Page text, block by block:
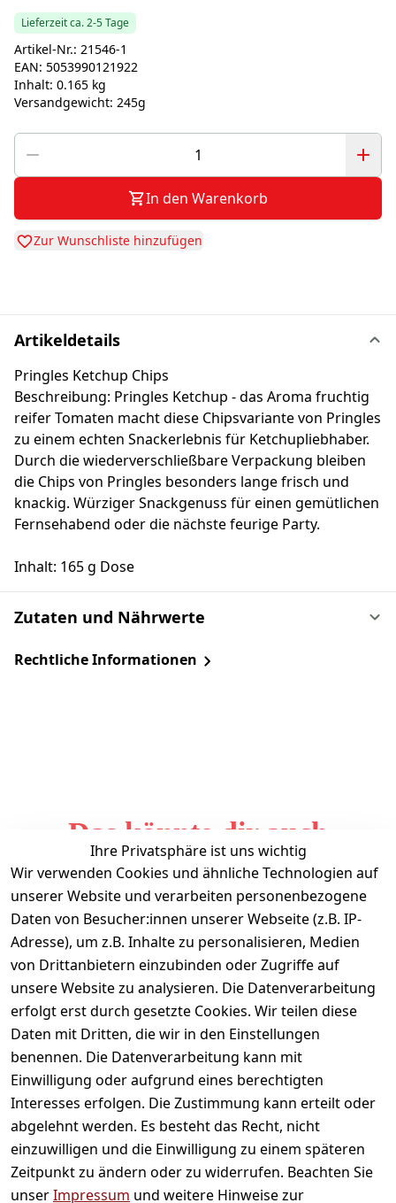
Lieferzeit ca. 2-5 Tage
Artikel-Nr.: 21546-1
EAN: 5053990121922
Inhalt: 0.165 kg
Versandgewicht: 245g
In den Warenkorb
Zur Wunschliste hinzufügen
Artikeldetails
Pringles Ketchup Chips
Beschreibung: Pringles Ketchup - das Aroma fruchtig
reifer Tomaten macht diese Chipsvariante von Pringles
zu einem echten Snackerlebnis für Ketchupliebhaber.
Durch die wiederverschließbare Verpackung bleiben
die Chips von Pringles besonders lange frisch und
knackig. Würziger Snackgenuss für einen gemütlichen
Fernsehabend oder die nächste feurige Party.
Inhalt: 165 g Dose
Zutaten und Nährwerte
Rechtliche Informationen
Das könnte dir auch
gefallen
Ihre Privatsphäre ist uns wichtig
Wir verwenden Cookies und ähnliche Technologien auf
unserer Website und verarbeiten personenbezogene
Daten von Besucher:innen unserer Webseite (z.B. IP-
Adresse), um z.B. Inhalte zu personalisieren, Medien
von Drittanbietern einzubinden oder Zugriffe auf
unsere Website zu analysieren. Die Datenverarbeitung
erfolgt erst durch gesetzte Cookies. Wir teilen diese
Daten mit Dritten, die wir in den Einstellungen
benennen. Die Datenverarbeitung kann mit
Einwilligung oder aufgrund eines berechtigten
Interesses erfolgen. Die Zustimmung kann erteilt oder
abgelehnt werden. Es besteht das Recht, nicht
einzuwilligen und die Einwilligung zu einem späteren
Zeitpunkt zu ändern oder zu widerrufen. Beachten Sie
unserImpressum und weitere Hinweise zur
Informationen
Mein Konto
Vertrag widerrufen
Unternehmen